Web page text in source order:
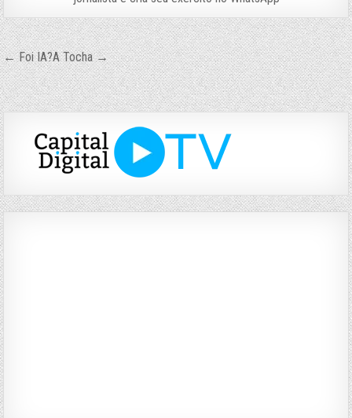
Navegação
de
Post
← Foi IA?A Tocha →